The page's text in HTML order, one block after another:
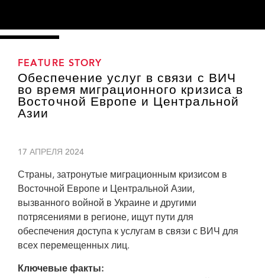
Паланка, Молдова, март 2022 года. Фото: Елена Коваленко/ЮНЭЙДС
FEATURE STORY
Обеспечение услуг в связи с ВИЧ
во время миграционного кризиса в
Восточной Европе и Центральной
Азии
17 АПРЕЛЯ 2024
Страны, затронутые миграционным кризисом в
Восточной Европе и Центральной Азии,
вызванного войной в Украине и другими
потрясениями в регионе, ищут пути для
обеспечения доступа к услугам в связи с ВИЧ для
всех перемещенных лиц.
Ключевые факты: